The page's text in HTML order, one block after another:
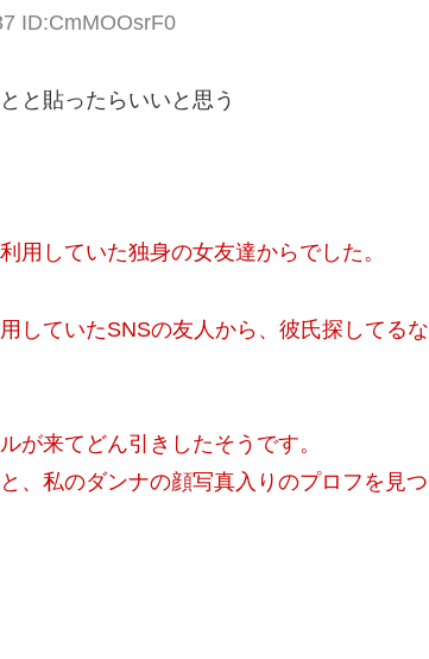
ID:CmMOOsrF0
と貼ったらいいと思う
用していた独身の女友達からでした。
していたSNSの友人から、彼氏探してるな
が来てどん引きしたそうです。
、私のダンナの顔写真入りのプロフを見つ